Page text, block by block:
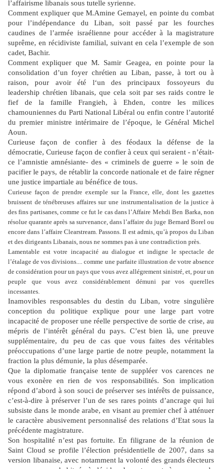
l’affairisme libanais sous tutelle syrienne.
Comment expliquer que M.Amine Gemayel, en pointe du combat
pour l’indépendance du Liban, soit passé par les fourches
caudines de l’armée israélienne pour accéder à la magistrature
suprême, en récidiviste familial, suivant en cela l’exemple de son
cadet, Bachir.
Comment expliquer que M. Samir Geagea, en pointe pour la
consolidation d’un foyer chrétien au Liban, passe, à tort ou à
raison, pour avoir été l‘un des principaux fossoyeurs du
leadership chrétien libanais, que cela soit par ses raids contre le
fief de la famille Frangieh, à Ehden, contre les milices
chamouniennes du Parti National Libéral ou enfin contre l’autorité
du premier ministre intérimaire de l’époque, le Général Michel
Aoun.
Curieuse façon de confier à des féodaux la défense de la
démocratie, Curieuse façon de confier à ceux qui seraient - n’était-
ce l’amnistie amnésiante- des « criminels de guerre » le soin de
pacifier le pays, de rétablir la concorde nationale et de faire régner
une justice impartiale au bénéfice de tous.
Curieuse façon de prendre exemple sur la France, elle, dont les gazettes
bruissent de ténébreuses affaires sur une instrumentalisation de la justice à
des fins partisanes, comme ce fut le cas dans l’Affaire Mehdi Ben Barka, non
résolue quarante après sa survenance, dans l’affaire du juge Bernard Borel ou
encore dans l’affaire Clearstream. Passons. Il est admis, qu’à propos du Liban
et des dirigeants Libanais, nous ne sommes pas à une contradiction près.
Lamentable est votre incapacité au dialogue et indigne le spectacle de
l’étalage de vos divisions.... comme une parfaite illustration de votre absence
de considération pour un pays que vous avez allégrement sinistré, et, pour un
peuple que vous avez considérablement démuni par vos querelles
incessantes.
Inamovibles responsables du destin du Liban, votre singulière
conception du politique explique pour une large part votre
incapacité de proposer une réelle perspective de sortie de crise, au
mépris de l’intérêt général du pays. C’est bien là, une preuve
supplémentaire, du peu de cas que vous faites des véritables
préoccupations d’une large partie de notre peuple, notamment la
fraction la plus démunie, la plus désemparée.
Que la diplomatie française tente de suppléer vos carences ne
vous exonère en rien de vos responsabilités. Son implication
répond d’abord à son souci de préserver ses intérêts de puissance,
c’est-à-dire à préserver l’un de ses rares points d’ancrage qui lui
subsiste dans le monde arabe, en visant au premier chef à atténuer
le caractère abusivement personnalisé des relations d’Etat sous la
précédente magistrature.
Son hospitalité n’est pas fortuite. En filigrane de la réunion de
Saint Cloud se profile l’élection présidentielle de 2007, dans sa
version libanaise, avec notamment la volonté des grands électeurs